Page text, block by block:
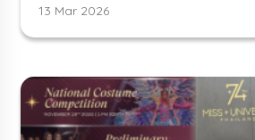
13 Mar 2026